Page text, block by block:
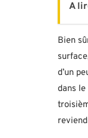
A
Bien
d’un
dans